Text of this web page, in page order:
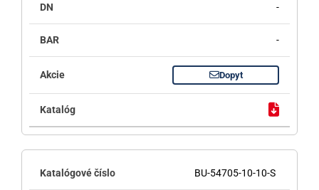
-
-
Dopyt
BU-54705-10-10-S